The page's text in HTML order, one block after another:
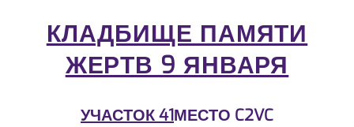
КЛАДБИЩЕ ПАМЯТИ
ЖЕРТВ 9 ЯНВАРЯ
УЧАСТОК 41МЕСТО C2VC